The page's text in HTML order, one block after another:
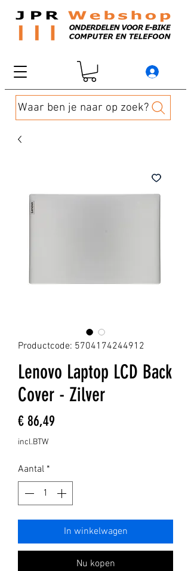
Waar ben je naar op zoek?
Productcode: 5704174244912
Lenovo Laptop LCD Back
Cover - Zilver
€ 86,49
incl.BTW
Aantal *
In winkelwagen
Nu kopen